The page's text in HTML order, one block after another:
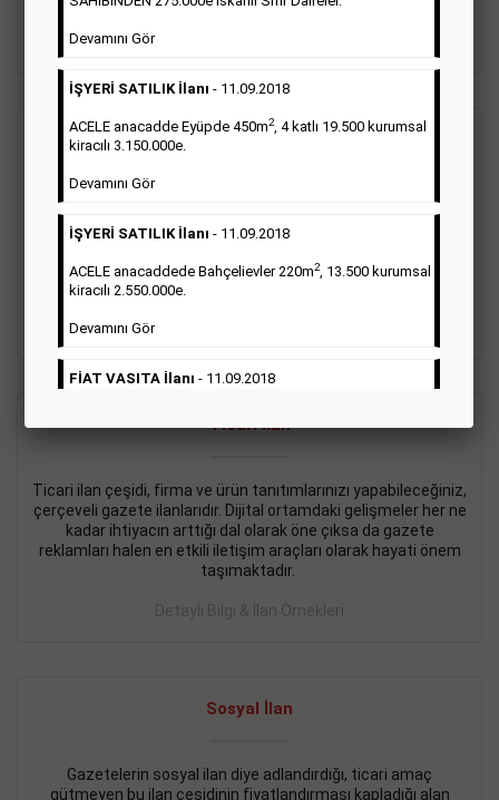
Detaylı Bilgi & İlan Örnekleri
Vasıta İlanı
Sarı sayfa ilanlar alım- satım, duyuru, mini reklam şeklinde
ifade edilebilen ilanlardır. Gazetelerin tirajını önemli ölçüde
etkilerler ve gazete gelirlerinin de önemli bir bölümünü
oluştururlar.Sabah sarı sayfa eleman ilanlarında 6 kelime
sayısı şartı aranmamaktadır.
Detaylı Bilgi & İlan Örnekleri
Ticari İlan
Ticari ilan çeşidi, firma ve ürün tanıtımlarınızı yapabileceğiniz,
çerçeveli gazete ilanlarıdır. Dijital ortamdaki gelişmeler her ne
kadar ihtiyacın arttığı dal olarak öne çıksa da gazete
reklamları halen en etkili iletişim araçları olarak hayati önem
taşımaktadır.
Detaylı Bilgi & İlan Örnekleri
Sosyal İlan
Gazetelerin sosyal ilan diye adlandırdığı, ticari amaç
gütmeyen bu ilan çeşidinin fiyatlandırması kapladığı alan
Devamını Gör
İŞYERİ SATILIK İlanı - 11.09.2018
ACELE anacadde Eyüpde 450m2, 4 katlı 19.500 kurumsal
kiracılı 3.150.000e.
Devamını Gör
İŞYERİ SATILIK İlanı - 11.09.2018
ACELE anacaddede Bahçelievler 220m2, 13.500 kurumsal
kiracılı 2.550.000e.
Devamını Gör
FİAT VASITA İlanı - 11.09.2018
2.800.000e kurumsal mağaza.
BAKIRKÖY SATILIK İlanı- 11.09.2018
KARTALTEPEde kelepir 2+ 1 satılık daire
İŞYERİ KİRALIK İlanı - 11.09.2018